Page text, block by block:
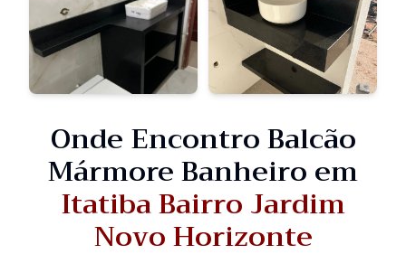
Onde Encontro Balcão
Mármore Banheiro em
Itatiba Bairro Jardim
Novo Horizonte